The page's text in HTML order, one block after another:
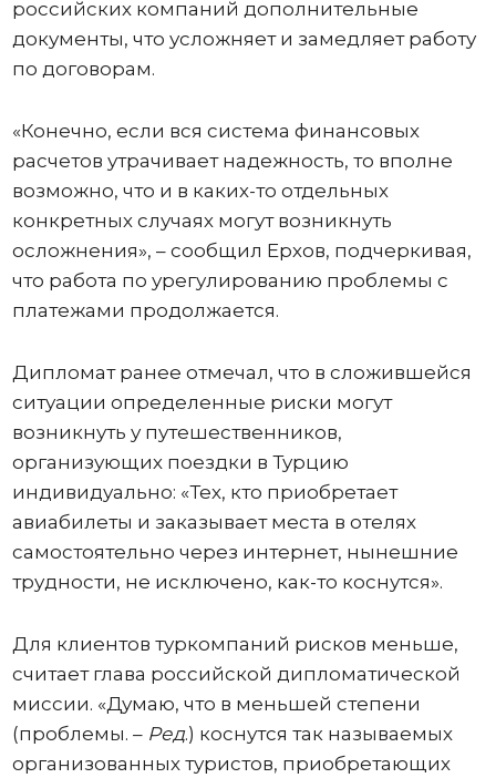
российских компаний дополнительные
документы, что усложняет и замедляет работу
по договорам.
«Конечно, если вся система финансовых
расчетов утрачивает надежность, то вполне
возможно, что и в каких-то отдельных
конкретных случаях могут возникнуть
осложнения», – сообщил Ерхов, подчеркивая,
что работа по урегулированию проблемы с
платежами продолжается.
Дипломат ранее отмечал, что в сложившейся
ситуации определенные риски могут
возникнуть у путешественников,
организующих поездки в Турцию
индивидуально: «Тех, кто приобретает
авиабилеты и заказывает места в отелях
самостоятельно через интернет, нынешние
трудности, не исключено, как-то коснутся».
Для клиентов туркомпаний рисков меньше,
считает глава российской дипломатической
миссии. «Думаю, что в меньшей степени
(проблемы. – Ред.) коснутся так называемых
организованных туристов, приобретающих